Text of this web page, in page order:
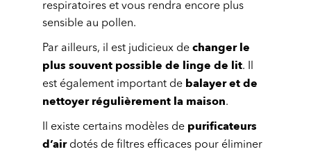
respiratoires et vous rendra encore plus
sensible au pollen.
Par ailleurs, il est judicieux de changer le
plus souvent possible de linge de lit. Il
est également important de balayer et de
nettoyer régulièrement la maison.
Il existe certains modèles de purificateurs
d’airdotés de filtres efficaces pour éliminer